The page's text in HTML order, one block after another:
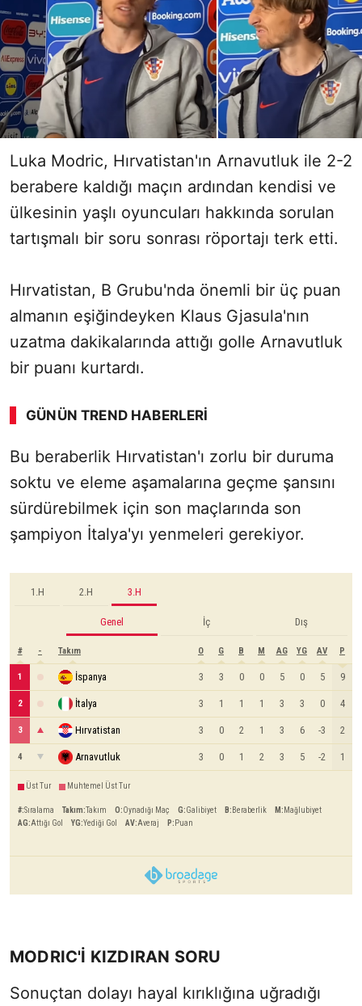
Luka Modric, Hırvatistan'ın Arnavutluk ile 2-2
berabere kaldığı maçın ardından kendisi ve
ülkesinin yaşlı oyuncuları hakkında sorulan
tartışmalı bir soru sonrası röportajı terk etti.
Hırvatistan, B Grubu'nda önemli bir üç puan
almanın eşiğindeyken Klaus Gjasula'nın
uzatma dakikalarında attığı golle Arnavutluk
bir puanı kurtardı.
GÜNÜN TREND HABERLERI
Bu beraberlik Hırvatistan'ı zorlu bir duruma
soktu ve eleme aşamalarına geçme şansını
sürdürebilmek için son maçlarında son
şampiyon İtalya'yı yenmeleri gerekiyor.
1.H 2.H 3.H
Genel İç Dış
# - Takım O G B M AG YG AV P
1 İspanya 3 3 0 0 5 0 5 9
2 İtalya 3 1 1 1 3 3 0 4
3 Hırvatistan 3 0 2 1 3 6 -3 2
4 Arnavutluk 3 0 1 2 3 5 -2 1
Üst Tur Muhtemel Üst Tur
#:Sıralama Takım: Takım O:Oynadığı Maç G:Galibiyet B: Beraberlik M: Mağlubiyet
AG:Attığı Gol YG:Yediği Gol AV:Averaj P: Puan
MODRIC'İ KIZDIRAN SORU
Sonuçtan dolayı hayal kırıklığına uğradığı